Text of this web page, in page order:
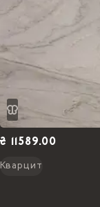
₴ 11589.00
Кварцит